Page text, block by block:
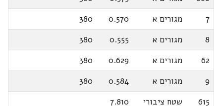
7
מגורים א 0.570
380
8
מגורים א 0.555
380
62
מגורים א 0.629
380
9
מגורים א 0.584
380
615
שטח ציבורי
7.810